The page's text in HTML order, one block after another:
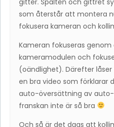
som återstår att montera
fokusera kameran och
Kameran fokuseras
kameramodulen och
(oändlighet). Därefter
en bra video som förklarar
auto-översättning av
franskan inte är så bra
Och så är det dags att